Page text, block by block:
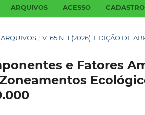
ARQUIVOS ACESSO CADASTRO
ARQUIVOS / V. 65 N. 1 (2026): EDIÇÃO DE
e Fatores